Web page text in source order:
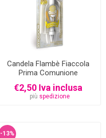
Candela Flambè Fiaccola
Prima Comunione
€2,50 Iva inclusa
più spedizione
-13%